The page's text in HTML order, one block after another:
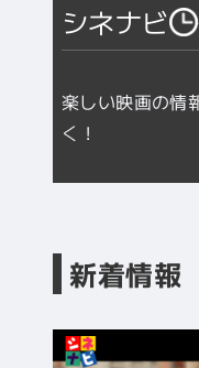
シネナビ
楽しい映画の情
く！
新着情報